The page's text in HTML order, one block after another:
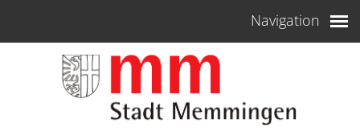
Navigation